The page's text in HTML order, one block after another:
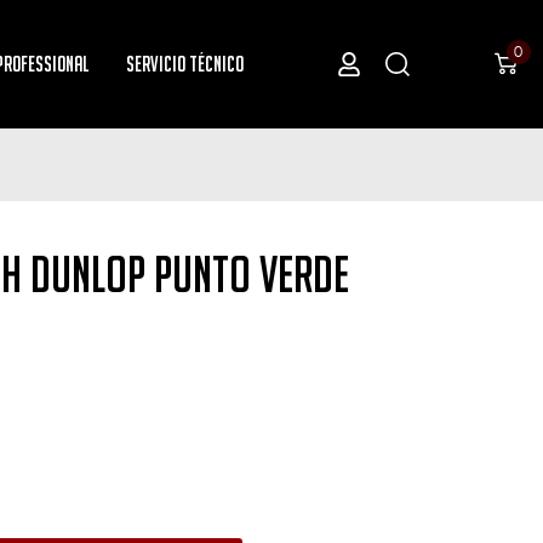
Servicio Técnico 0
Dunlop Punto Verde